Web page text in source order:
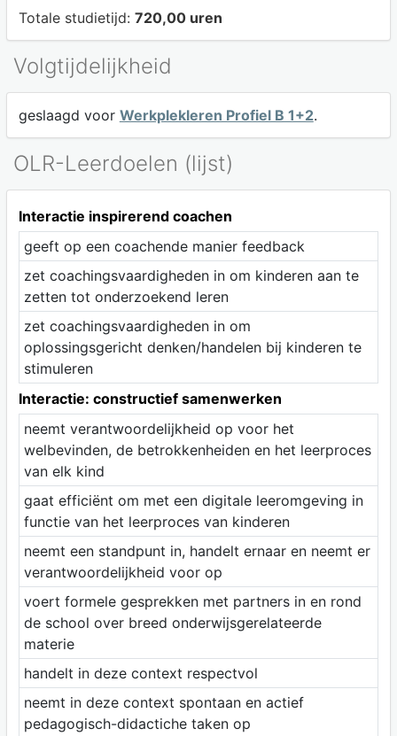
Totale studietijd: 720,00 uren
Volgtijdelijkheid
geslaagd voor Werkplekleren Profiel B 1+2.
OLR-Leerdoelen (lijst)
Interactie inspirerend coachen
geeft op een coachende manier feedback
zet coachingsvaardigheden in om kinderen aan te
zetten tot onderzoekend leren
zet coachingsvaardigheden in om
oplossingsgericht denken/handelen bij kinderen te
stimuleren
Interactie: constructief samenwerken
neemt verantwoordelijkheid op voor het
welbevinden, de betrokkenheiden en het leerproces
van elk kind
gaat efficiënt om met een digitale leeromgeving in
functie van het leerproces van kinderen
neemt een standpunt in, handelt ernaar en neemt er
verantwoordelijkheid voor op
voert formele gesprekken met partners in en rond
de school over breed onderwijsgerelateerde
materie
handelt in deze context respectvol
neemt in deze context spontaan en actief
pedagogisch-didactiche taken op